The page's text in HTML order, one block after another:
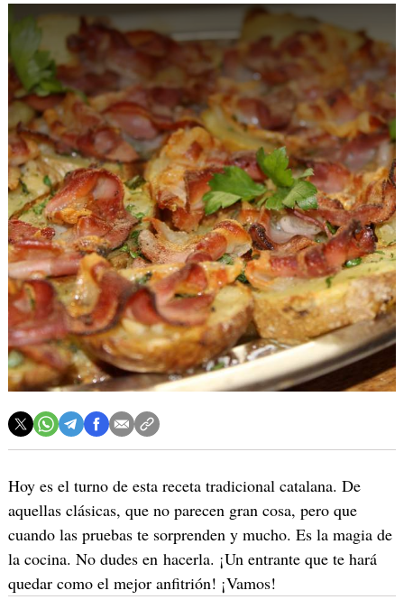
Hoy es el turno de esta receta tradicional catalana. De
aquellas clásicas, que no parecen gran cosa, pero que
cuando las pruebas te sorprenden y mucho. Es la magia de
la cocina. No dudes en hacerla. ¡Un entrante que te hará
quedar como el mejor anfitrión! ¡Vamos!